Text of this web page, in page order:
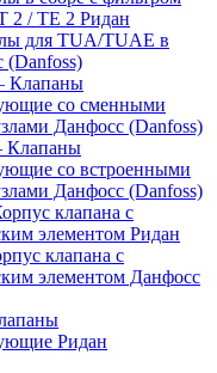
2 / TE 2 Ридан
для TUA/TUAE в
(Danfoss)
Клапаны
со сменными
Данфосс (Danfoss)
со встроенными
Данфосс (Danfoss)
клапана с
элементом Ридан
клапана с
элементом Данфосс
Ридан